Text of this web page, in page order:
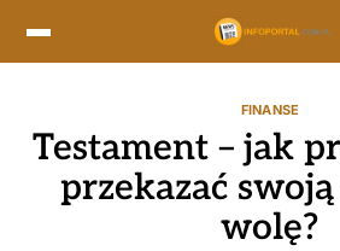
FINANSE
Testament – jak
przekazać
wolę?